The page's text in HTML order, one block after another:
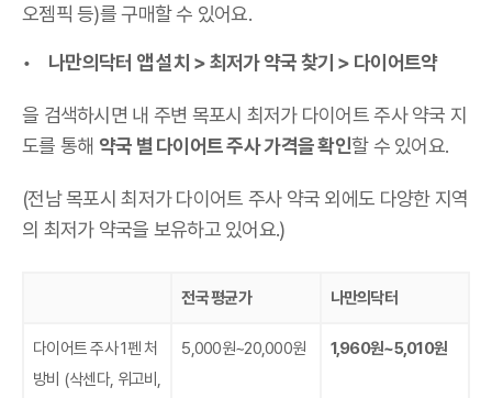
오젬픽 등)를 구매할 수 있어요.
나만의닥터 앱 설치 > 최저가 약국 찾기 > 다이어트약
을 검색하시면 내 주변 목포시 최저가 다이어트 주사 약국 지
도를 통해 약국 별 다이어트 주사 가격을 확인할 수 있어요.
(전남 목포시 최저가 다이어트 주사 약국 외에도 다양한 지역
의 최저가 약국을 보유하고 있어요.)
전국 평균가 나만의닥터
다이어트 주사 1펜 처
방비 (삭센다, 위고비,
5,000원~20,000원 1,960원~5,010원